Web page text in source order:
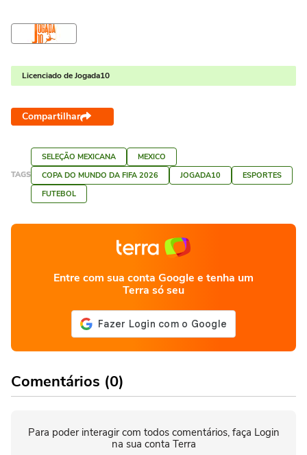
Licenciado de Jogada10
Compartilhar
TAGS
SELEÇÃO MEXICANA
MEXICO
COPA DO MUNDO DA FIFA 2026
JOGADA10
ESPORTES
FUTEBOL
Entre com sua conta Google e tenha um
Terra só seu
Comentários (0)
Para poder interagir com todos comentários, faça Login
na sua conta Terra